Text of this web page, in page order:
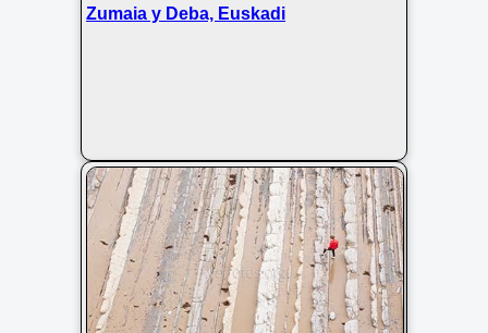
Zumaia y Deba, Euskadi